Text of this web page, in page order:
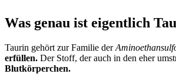
Was genau ist eigentlich
Taurin gehört zur Familie der
erfüllen. Der Stoff, der auch in den eher
Blutkörperchen.